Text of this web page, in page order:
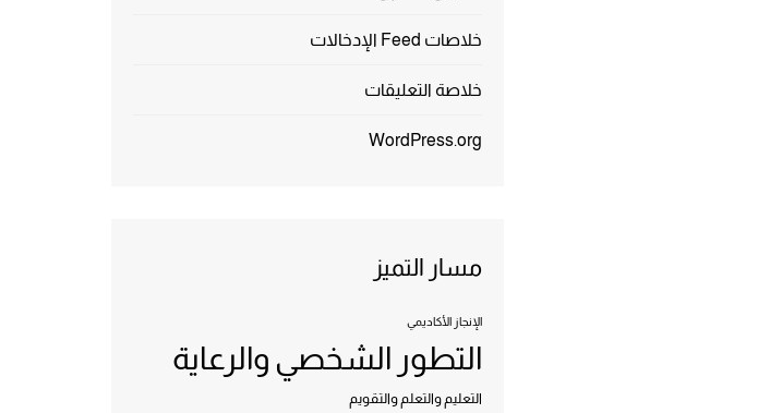
خلاصات Feed الإدخالات
خلاصة التعليقات
WordPress.org
مسار التميز
الإنجاز الأكاديمي
التطور الشخصي والرعاية
التعليم والتعلم والتقويم